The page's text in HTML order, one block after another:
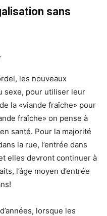
sans
les nouveaux
sexe, pour utiliser leur
la «viande fraîche» pour
fraîche» on pense à
santé. Pour la majorité
la rue, l’entrée dans
elles devront continuer à
l’âge moyen d’entrée
lorsque les